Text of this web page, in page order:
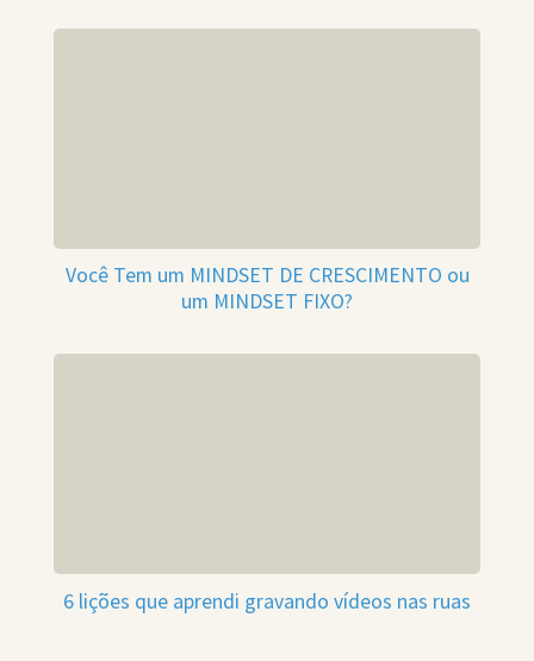
Você Tem um MINDSET DE CRESCIMENTO ou
um MINDSET FIXO?
6 lições que aprendi gravando vídeos nas ruas